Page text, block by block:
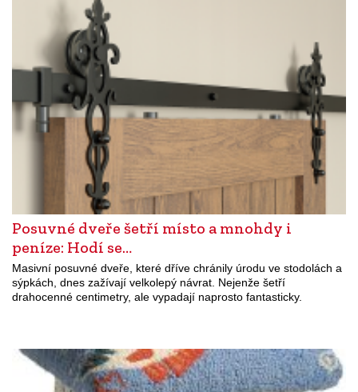
Posuvné dveře šetří místo a mnohdy i
peníze: Hodí se…
Masivní posuvné dveře, které dříve chránily úrodu ve stodolách a
sýpkách, dnes zažívají velkolepý návrat. Nejenže šetří
drahocenné centimetry, ale vypadají naprosto fantasticky.